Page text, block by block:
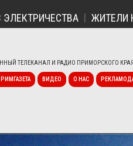
ТЕЛЕКАНАЛ И РАДИО ПРИМОРСКОГО КРАЯ
ВИДЕО О НАС
ЖИТЕЛИ